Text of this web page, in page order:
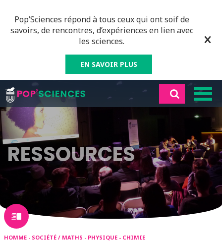
Pop’Sciences répond à tous ceux qui ont soif de
savoirs, de rencontres, d’expériences en lien avec
les sciences.
EN SAVOIR PLUS
RESSOURCES
HOMME - SOCIÉTÉ / MATHS - PHYSIQUE - CHIMIE